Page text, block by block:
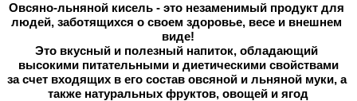
Овсяно-льняной кисель - это незаменимый продукт для
людей, заботящихся о своем здоровье, весе и внешнем
виде!
Это вкусный и полезный напиток, обладающий
высокими питательными и диетическими свойствами
за счет входящих в его состав овсяной и льняной муки, а
также натуральных фруктов, овощей и ягод